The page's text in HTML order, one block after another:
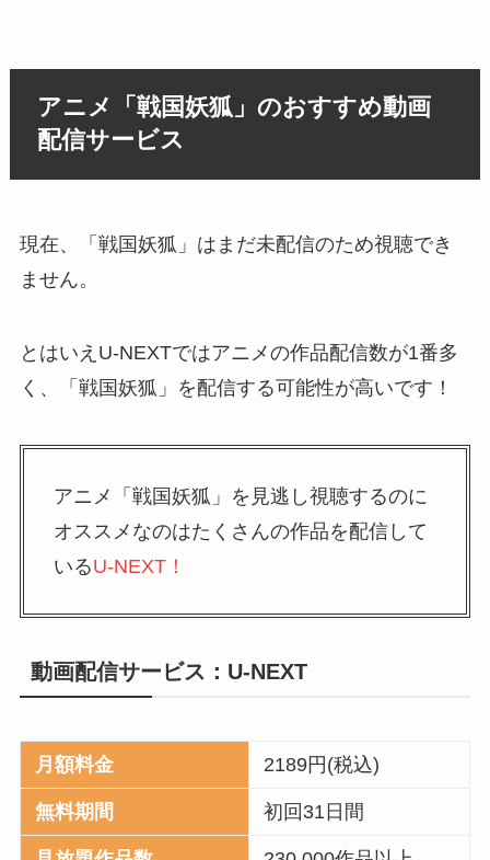
アニメ「戦国妖狐」のおすすめ動画
配信サービス
現在、「戦国妖狐」はまだ未配信のため視聴でき
ません。
とはいえU-NEXTではアニメの作品配信数が1番多
く、「戦国妖狐」を配信する可能性が高いです！
アニメ「戦国妖狐」を見逃し視聴するのに
オススメなのはたくさんの作品を配信して
いるU-NEXT！
動画配信サービス：U-NEXT
月額料金 2189円(税込)
無料期間 初回31日間